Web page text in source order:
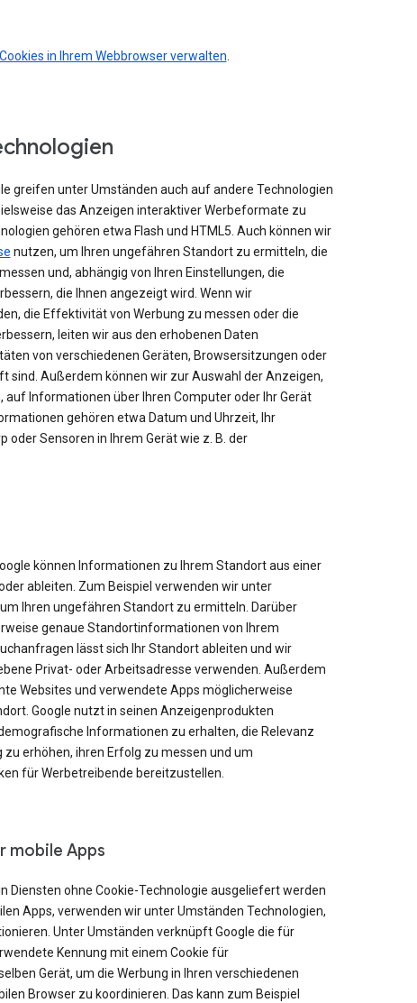
Cookies in Ihrem Webbrowser verwalten.
greifen unter Umständen auch auf andere Technologien
das Anzeigen interaktiver Werbeformate zu
gehören etwa Flash und HTML5. Auch können wir
nutzen, um Ihren ungefähren Standort zu ermitteln, die
und, abhängig von Ihren Einstellungen, die
die Ihnen angezeigt wird. Wenn wir
die Effektivität von Werbung zu messen oder die
leiten wir aus den erhobenen Daten
von verschiedenen Geräten, Browsersitzungen oder
sind. Außerdem können wir zur Auswahl der Anzeigen,
auf Informationen über Ihren Computer oder Ihr Gerät
gehören etwa Datum und Uhrzeit, Ihr
oder Sensoren in Ihrem Gerät wie z. B. der
können Informationen zu Ihrem Standort aus einer
ableiten. Zum Beispiel verwenden wir unter
Ihren ungefähren Standort zu ermitteln. Darüber
genaue Standortinformationen von Ihrem
lässt sich Ihr Standort ableiten und wir
Privat- oder Arbeitsadresse verwenden. Außerdem
Websites und verwendete Apps möglicherweise
Google nutzt in seinen Anzeigenprodukten
Informationen zu erhalten, die Relevanz
erhöhen, ihren Erfolg zu messen und um
für Werbetreibende bereitzustellen.
mobile Apps
Diensten ohne Cookie-Technologie ausgeliefert werden
Apps, verwenden wir unter Umständen Technologien,
Unter Umständen verknüpft Google die für
Kennung mit einem Cookie für
Gerät, um die Werbung in Ihren verschiedenen
Browser zu koordinieren. Das kann zum Beispiel